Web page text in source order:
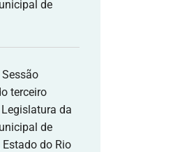
de
terceiro
da
de
do Rio